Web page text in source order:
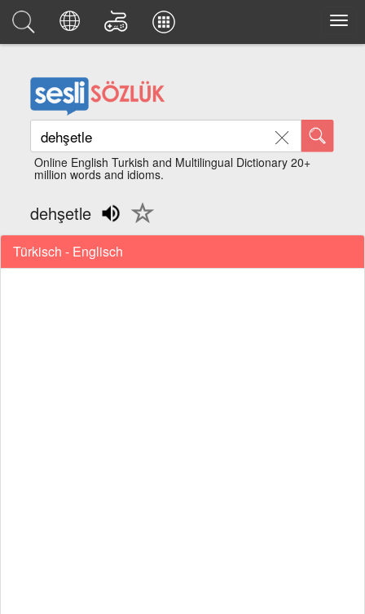
Online English Turkish and Multilingual Dictionary 20+
million words and idioms.
dehşetle
Türkisch - Englisch